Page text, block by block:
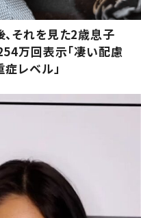
それを見た2歳息子
万回表示「凄い配慮
症レベル」